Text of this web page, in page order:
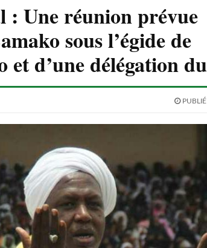
: Une réunion prévue
sous l’égide de
d’une délégation